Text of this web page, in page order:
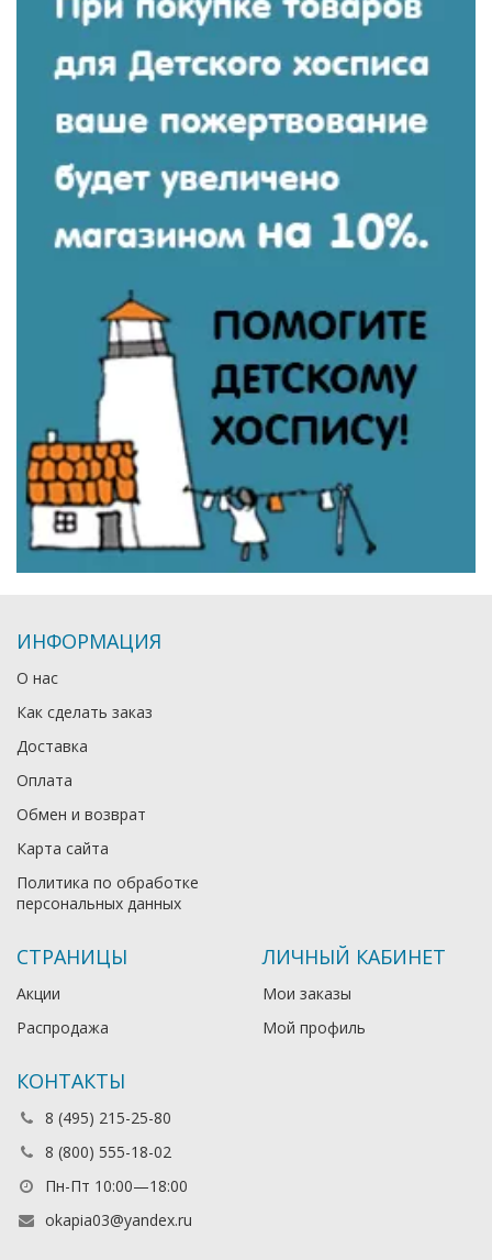
ИНФОРМАЦИЯ
О нас
Как сделать заказ
Доставка
Оплата
Обмен и возврат
Карта сайта
Политика по обработке
персональных данных
СТРАНИЦЫ
Акции
Распродажа
ЛИЧНЫЙ КАБИНЕТ
Мои заказы
Мой профиль
КОНТАКТЫ
8 (495) 215-25-80
8 (800) 555-18-02
Пн-Пт 10:00—18:00
okapia03@yandex.ru